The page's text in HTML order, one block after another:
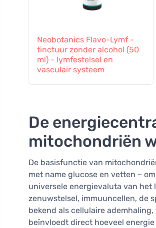
Neobotanics Flavo-Lymf -
tinctuur zonder alcohol (50
ml) - lymfestelsel en
vasculair systeem
De
mitochondriën
De basisfunctie van
met name glucose en vetten –
universele energievaluta van het
zenuwstelsel, immuuncellen, de
bekend als cellulaire
beïnvloedt direct hoeveel